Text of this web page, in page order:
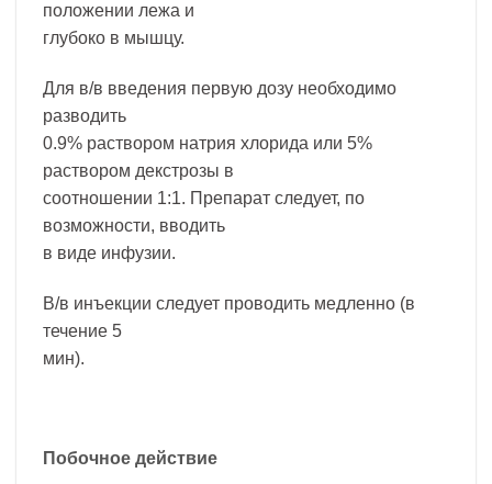
положении лежа и
глубоко в мышцу.
Для в/в введения первую дозу необходимо
разводить
0.9% раствором натрия хлорида или 5%
раствором декстрозы в
соотношении 1:1. Препарат следует, по
возможности, вводить
в виде инфузии.
В/в инъекции следует проводить медленно (в
течение 5
мин).
Побочное действие